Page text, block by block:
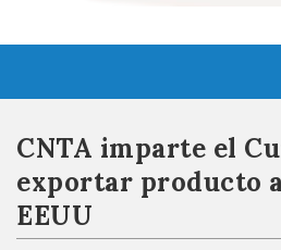
CNTA imparte el
exportar producto
EEUU